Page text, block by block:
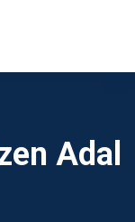
Adal